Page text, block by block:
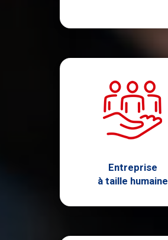
Entreprise
à taille humaine